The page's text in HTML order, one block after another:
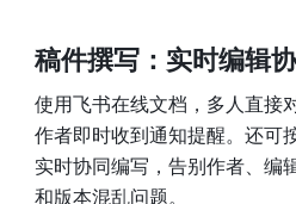
稿件撰写：实时编辑
使用飞书在线文档，多人直接
作者即时收到通知提醒。还可
实时协同编写，告别作者、编
和版本混乱问题。